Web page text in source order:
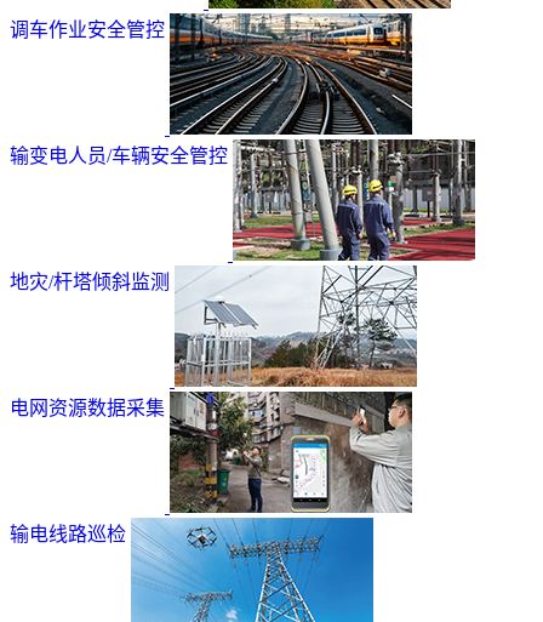
调车作业安全管控
输变电人员/车辆安全管控
地灾/杆塔倾斜监测
电网资源数据采集
输电线路巡检